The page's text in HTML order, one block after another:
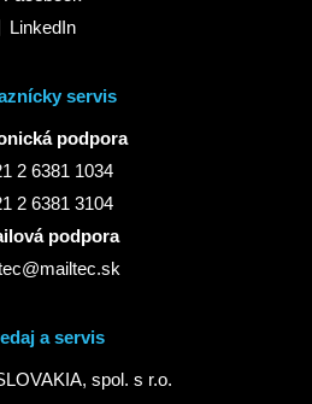
LinkedIn
servis
podpora
2 6381 1034
2 6381 3104
podpora
a servis
spol. s r.o.